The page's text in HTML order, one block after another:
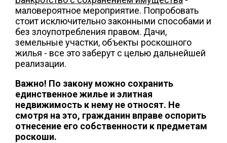
маловероятное мероприятие. Попробовать
стоит исключительно законными способами и
без злоупотребления правом. Дачи,
земельные участки, объекты роскошного
жилья - все это заберут с целью дальнейшей
реализации.
Важно! По закону можно сохранить
единственное жилье и элитная
недвижимость к нему не относят. Не
смотря на это, гражданин вправе оспорить
отнесение его собственности к предметам
роскоши.